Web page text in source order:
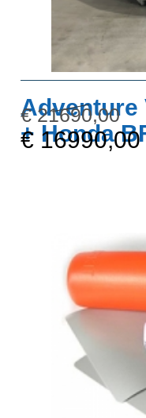
Adventure
+ Honda
€ 21690,00
€ 16990,00